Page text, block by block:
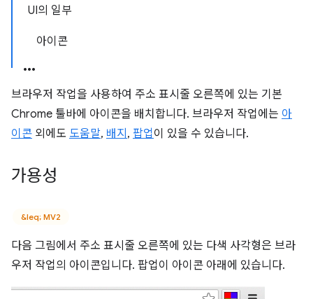
UI의 일부
아이콘
브라우저 작업을 사용하여 주소 표시줄 오른쪽에 있는 기본
Chrome 툴바에 아이콘을 배치합니다. 브라우저 작업에는 아
이콘 외에도 도움말, 배지 , 팝업이 있을 수 있습니다.
가용성
&leq; MV2
다음 그림에서 주소 표시줄 오른쪽에 있는 다색 사각형은 브라
우저 작업의 아이콘입니다. 팝업이 아이콘 아래에 있습니다.